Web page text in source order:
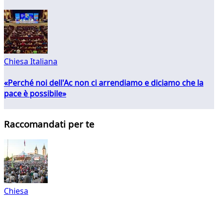
Chiesa Italiana
«Perché noi dell'Ac non ci arrendiamo e diciamo che la
pace è possibile»
Raccomandati per te
Chiesa